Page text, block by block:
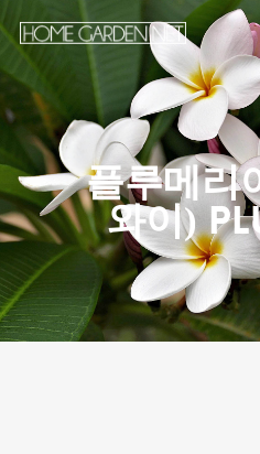
플루메리
와이)